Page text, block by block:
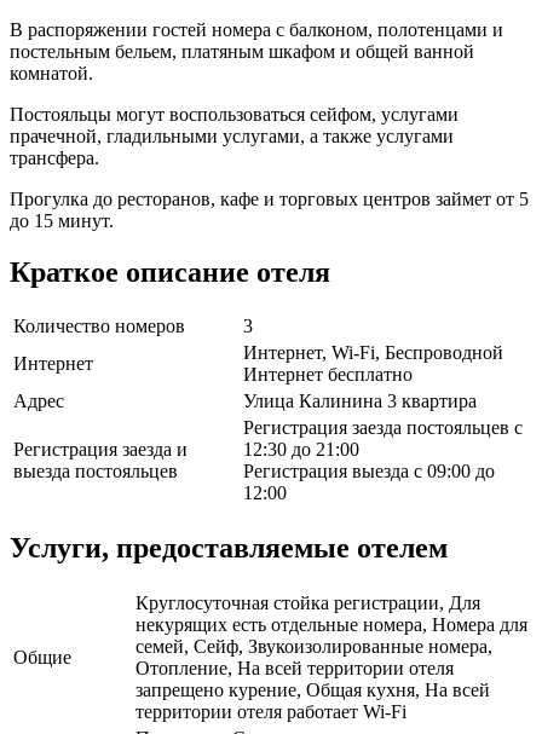
В распоряжении гостей номера с балконом, полотенцами и
постельным бельем, платяным шкафом и общей ванной
комнатой.
Постояльцы могут воспользоваться сейфом, услугами
прачечной, гладильными услугами, а также услугами
трансфера.
Прогулка до ресторанов, кафе и торговых центров займет от 5
до 15 минут.
Краткое описание отеля
Количество номеров
3
Интернет
Интернет, Wi-Fi, Беспроводной
Интернет бесплатно
Адрес
Улица Калинина 3 квартира
Регистрация заезда и
выезда постояльцев
Регистрация заезда постояльцев с
12:30 до 21:00
Регистрация выезда с 09:00 до
12:00
Услуги, предоставляемые отелем
Общие
Круглосуточная стойка регистрации, Для
некурящих есть отдельные номера, Номера для
семей, Сейф, Звукоизолированные номера,
Отопление, На всей территории отеля
запрещено курение, Общая кухня, На всей
территории отеля работает Wi-Fi